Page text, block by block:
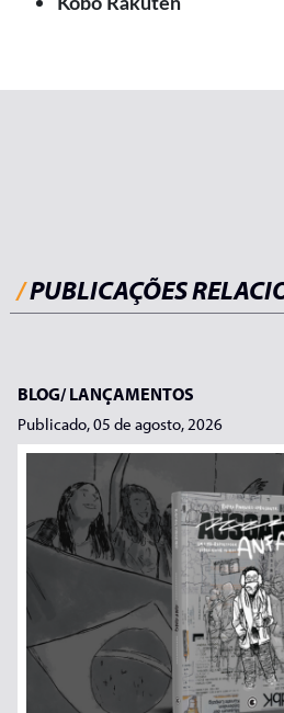
Kobo Rakuten
/PUBLICAÇÕES
BLOG/LANÇAMENTOS
Publicado, 05 de agosto, 2026